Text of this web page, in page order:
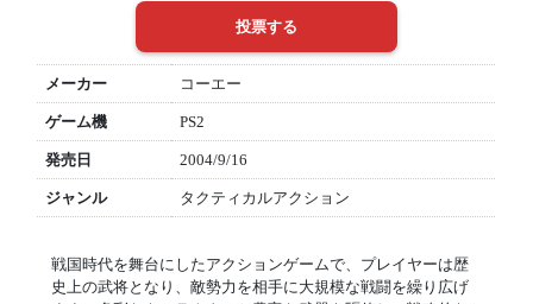
メーカー コーエー
ゲーム機 PS2
発売日 2004/9/16
ジャンル タクティカルアクション
戦国時代を舞台にしたアクションゲームで、プレイヤーは歴
史上の武将となり、敵勢力を相手に大規模な戦闘を繰り広げ